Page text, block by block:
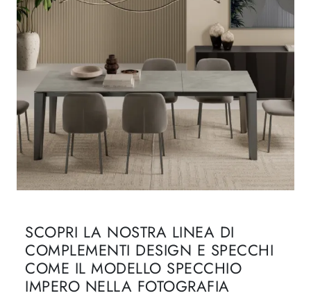
SCOPRI LA NOSTRA LINEA DI
COMPLEMENTI DESIGN E SPECCHI
COME IL MODELLO SPECCHIO
IMPERO NELLA FOTOGRAFIA